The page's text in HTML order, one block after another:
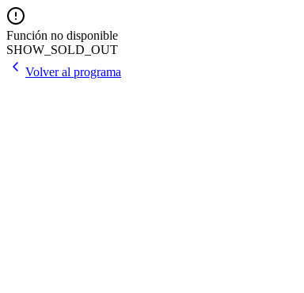
Función no disponible
SHOW_SOLD_OUT
Volver al programa